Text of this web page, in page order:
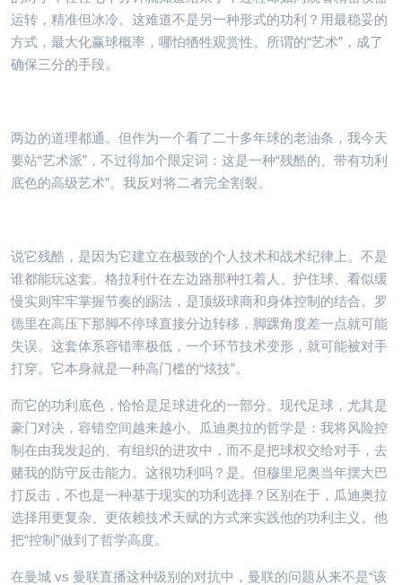
运转，精准但冰冷。这难道不是另一种形式的功利？用最稳妥的
方式，最大化赢球概率，哪怕牺牲观赏性。所谓的“艺术”，成了
确保三分的手段。
两边的道理都通。但作为一个看了二十多年球的老油条，我今天
要站“艺术派”，不过得加个限定词：这是一种“残酷的、带有功利
底色的高级艺术”。我反对将二者完全割裂。
说它残酷，是因为它建立在极致的个人技术和战术纪律上。不是
谁都能玩这套。格拉利什在左边路那种扛着人、护住球、看似缓
慢实则牢牢掌握节奏的踢法，是顶级球商和身体控制的结合。罗
德里在高压下那脚不停球直接分边转移，脚踝角度差一点就可能
失误。这套体系容错率极低，一个环节技术变形，就可能被对手
打穿。它本身就是一种高门槛的“炫技”。
而它的功利底色，恰恰是足球进化的一部分。现代足球，尤其是
豪门对决，容错空间越来越小。瓜迪奥拉的哲学是：我将风险控
制在由我发起的、有组织的进攻中，而不是把球权交给对手，去
赌我的防守反击能力。这很功利吗？是。但穆里尼奥当年摆大巴
打反击，不也是一种基于现实的功利选择？区别在于，瓜迪奥拉
选择用更复杂、更依赖技术天赋的方式来实践他的功利主义。他
把“控制”做到了哲学高度。
在曼城 vs 曼联直播这种级别的对抗中，曼联的问题从来不是“该